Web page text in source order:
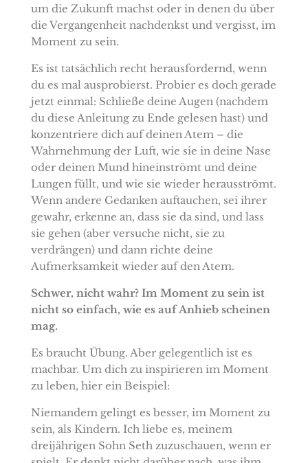
um die Zukunft machst oder in denen du über
die Vergangenheit nachdenkst und vergisst, im
Moment zu sein.
Es ist tatsächlich recht herausfordernd, wenn
du es mal ausprobierst. Probier es doch gerade
jetzt einmal: Schließe deine Augen (nachdem
du diese Anleitung zu Ende gelesen hast) und
konzentriere dich auf deinen Atem – die
Wahrnehmung der Luft, wie sie in deine Nase
oder deinen Mund hineinströmt und deine
Lungen füllt, und wie sie wieder herausströmt.
Wenn andere Gedanken auftauchen, sei ihrer
gewahr, erkenne an, dass sie da sind, und lass
sie gehen (aber versuche nicht, sie zu
verdrängen) und dann richte deine
Aufmerksamkeit wieder auf den Atem.
Schwer, nicht wahr? Im Moment zu sein ist
nicht so einfach, wie es auf Anhieb scheinen
mag.
Es braucht Übung. Aber gelegentlich ist es
machbar. Um dich zu inspirieren im Moment
zu leben, hier ein Beispiel:
Niemandem gelingt es besser, im Moment zu
sein, als Kindern. Ich liebe es, meinem
dreijährigen Sohn Seth zuzuschauen, wenn er